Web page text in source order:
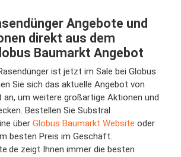
Angebote und
direkt aus dem
Baumarkt Angebot
ist jetzt im Sale bei Globus
Sie sich das aktuelle Angebot von
an, um weitere großartige Aktionen und
Bestellen Sie Substral
über Globus Baumarkt Website oder
besten Preis im Geschäft.
zeigt Ihnen immer die besten